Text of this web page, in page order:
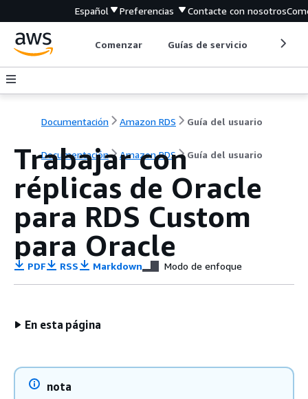
Español Preferencias Contacte con nosotros
Comenzar Guías de servicio
Documentación Amazon RDS Guía del usuario
Documentación Amazon RDS Guía del usuario
Trabajar con
réplicas de Oracle
para RDS Custom
para Oracle
PDF RSS Markdown Modo de enfoque
En esta página
nota